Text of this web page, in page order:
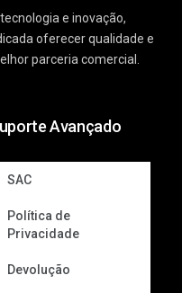
e inovação,
oferecer qualidade e
parceria comercial.
Avançado
SAC
Política de
Privacidade
Devolução